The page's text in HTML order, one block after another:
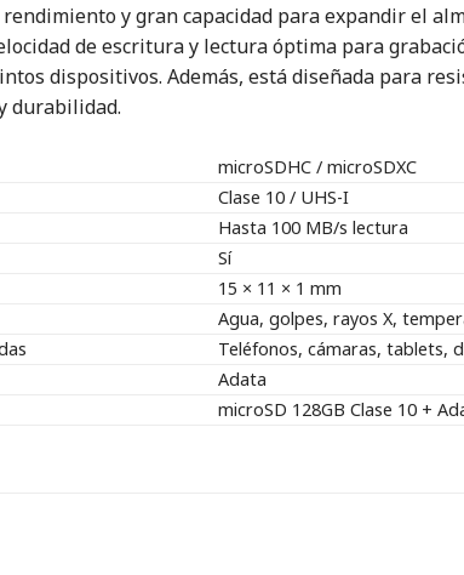
y gran capacidad para expandir el
de escritura y lectura óptima para
dispositivos. Además, está diseñada para
durabilidad.
microSDHC / microSDXC
Clase 10 / UHS-I
Hasta 100 MB/s lectura
Sí
15 × 11 × 1 mm
Agua, golpes, rayos X,
Teléfonos, cámaras, tablets,
Adata
microSD 128GB Clase 10 +